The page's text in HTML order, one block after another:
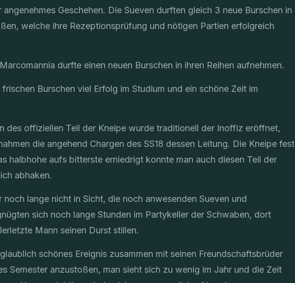
angenehmes Geschehen. Die Sueven durften gleich 3 neue Burschen in
welche ihre Rezeptionsprüfung und nötigen Partien erfolgreich
durfte einen neuen Burschen in ihren Reihen aufnehmen.
Burschen viel Erfolg im Studium und ein schöne Zeit im
des offiziellen Teil der Kneipe wurde traditionell der Inoffiz eröffnet,
die angehend Chargen des SS18 dessen Leitung. Die Kneipe fest
halbhohe aufs bitterste erniedrigt konnte man auch diesen Teil der
abhaken.
noch lange nicht in Sicht, die noch anwesenden Sueven und
sich noch lange Stunden im Partykeller der Schwaben, dort
Mann seinen Durst stillen.
schönes Ereignis zusammen mit seinen Freundschaftsbrüder
Semester anzustoßen, man sieht sich zu wenig im Jahr und die Zeit